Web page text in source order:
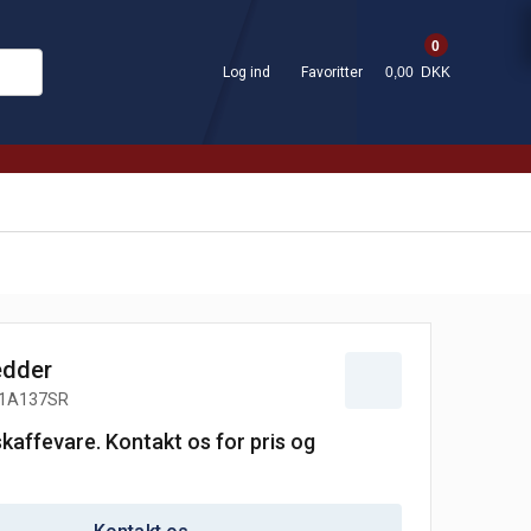
Log ind Favoritter
0
0,00 DKK
Kontakt os for pris og